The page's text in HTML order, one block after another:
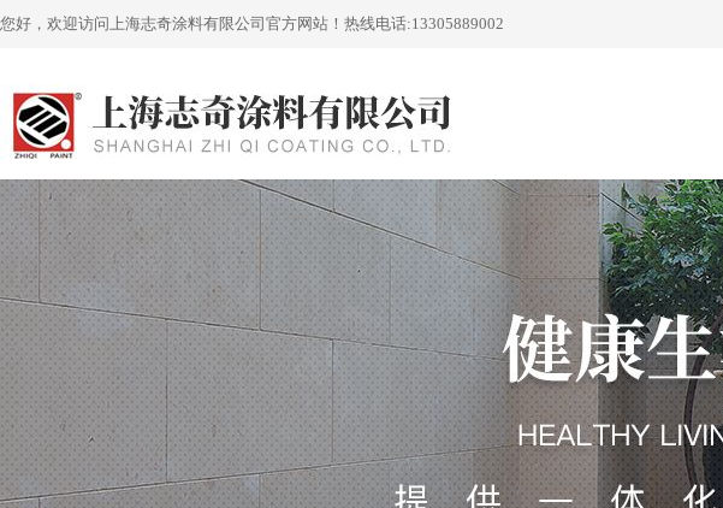
您好，欢迎访问上海志奇涂料有限公司官方网站！ 热线电话:13305889002